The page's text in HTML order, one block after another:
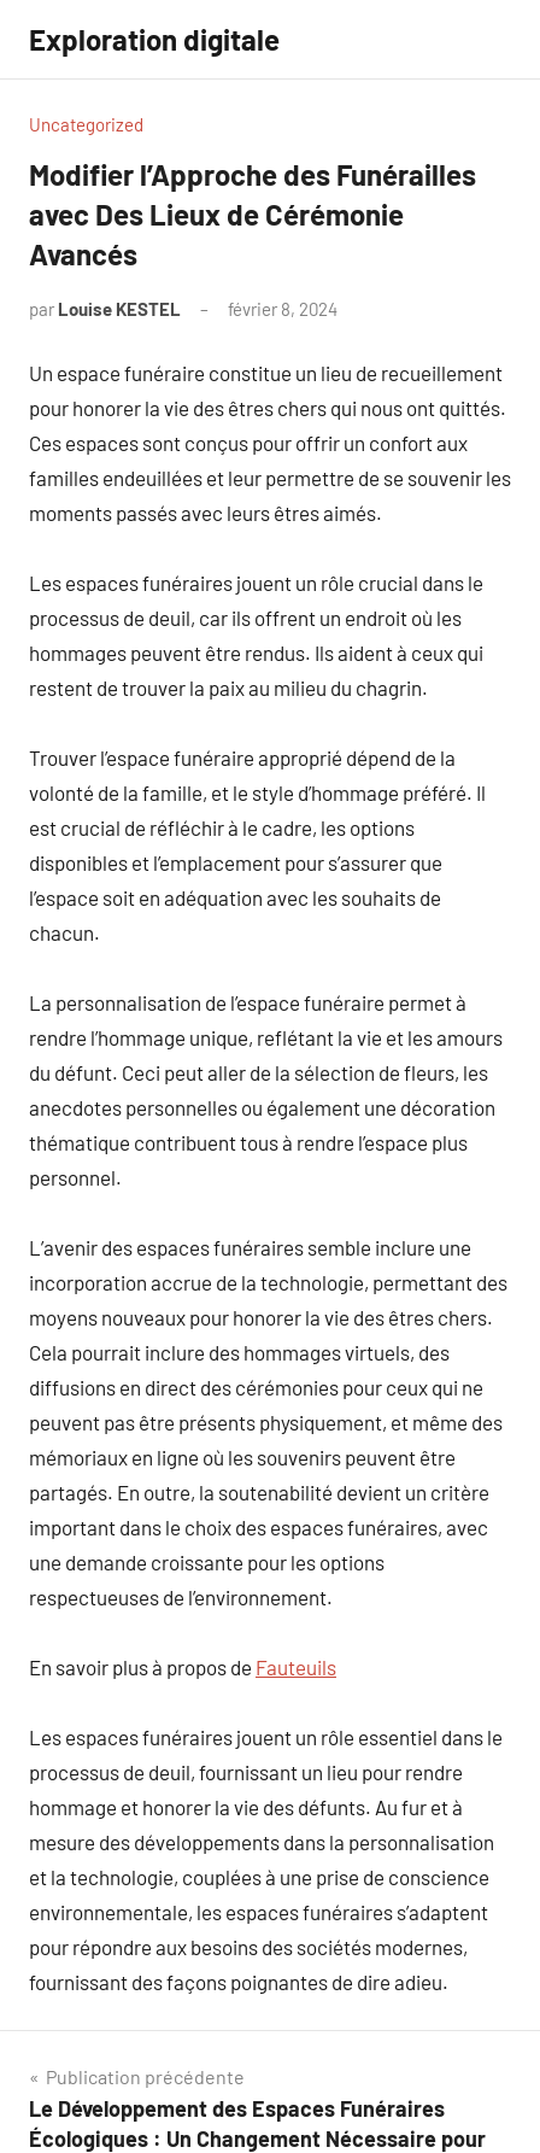
contenu
Exploration digitale
Uncategorized
Modifier l’Approche des Funérailles
avec Des Lieux de Cérémonie
Avancés
par Louise KESTEL février 8, 2024
Un espace funéraire constitue un lieu de recueillement
pour honorer la vie des êtres chers qui nous ont quittés.
Ces espaces sont conçus pour offrir un confort aux
familles endeuillées et leur permettre de se souvenir les
moments passés avec leurs êtres aimés.
Les espaces funéraires jouent un rôle crucial dans le
processus de deuil, car ils offrent un endroit où les
hommages peuvent être rendus. Ils aident à ceux qui
restent de trouver la paix au milieu du chagrin.
Trouver l’espace funéraire approprié dépend de la
volonté de la famille, et le style d’hommage préféré. Il
est crucial de réfléchir à le cadre, les options
disponibles et l’emplacement pour s’assurer que
l’espace soit en adéquation avec les souhaits de
chacun.
La personnalisation de l’espace funéraire permet à
rendre l’hommage unique, reflétant la vie et les amours
du défunt. Ceci peut aller de la sélection de fleurs, les
anecdotes personnelles ou également une décoration
thématique contribuent tous à rendre l’espace plus
personnel.
L’avenir des espaces funéraires semble inclure une
incorporation accrue de la technologie, permettant des
moyens nouveaux pour honorer la vie des êtres chers.
Cela pourrait inclure des hommages virtuels, des
diffusions en direct des cérémonies pour ceux qui ne
peuvent pas être présents physiquement, et même des
mémoriaux en ligne où les souvenirs peuvent être
partagés. En outre, la soutenabilité devient un critère
important dans le choix des espaces funéraires, avec
une demande croissante pour les options
respectueuses de l’environnement.
En savoir plus à propos de Fauteuils
Les espaces funéraires jouent un rôle essentiel dans le
processus de deuil, fournissant un lieu pour rendre
hommage et honorer la vie des défunts. Au fur et à
mesure des développements dans la personnalisation
et la technologie, couplées à une prise de conscience
environnementale, les espaces funéraires s’adaptent
pour répondre aux besoins des sociétés modernes,
fournissant des façons poignantes de dire adieu.
Navigation
de
Publication précédente
Le Développement des Espaces Funéraires
Écologiques : Un Changement Nécessaire pour